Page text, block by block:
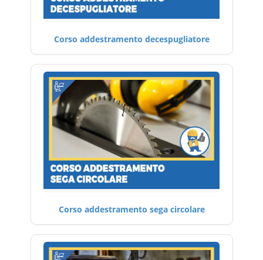
Corso addestramento decespugliatore
Corso addestramento sega circolare